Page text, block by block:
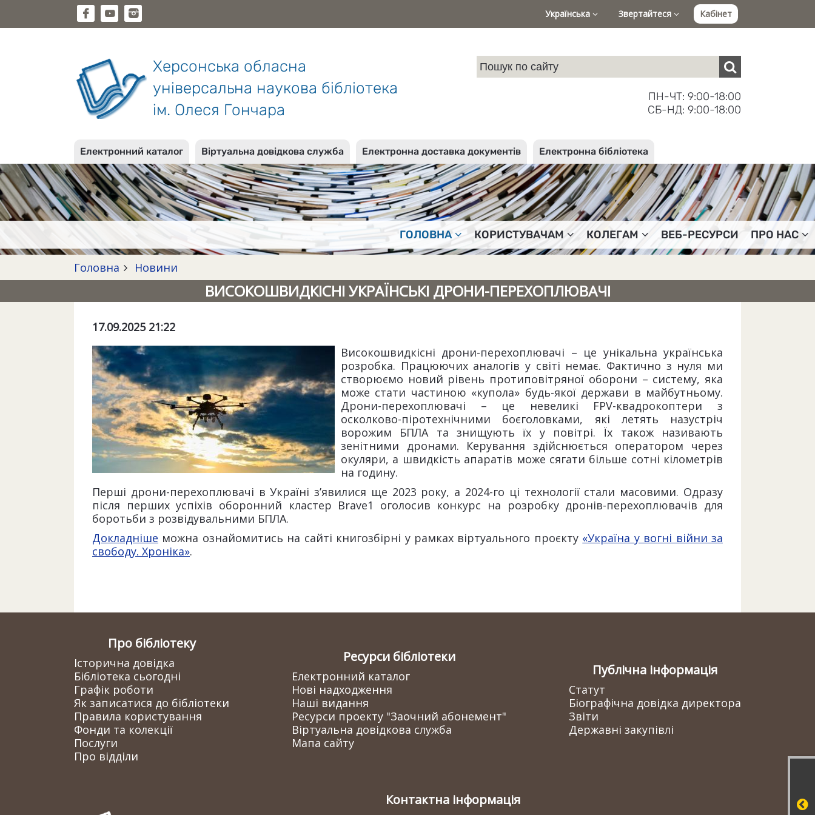
Українська Звертайтеся Кабінет
Херсонська обласна
універсальна наукова бібліотека
ім. Олеся Гончара
ПН-ЧТ: 9:00-18:00
СБ-НД: 9:00-18:00
Електронний каталог Віртуальна довідкова служба Електронна доставка документів Електронна бібліотека
ГОЛОВНА КОРИСТУВАЧАМ КОЛЕГАМ ВЕБ-РЕСУРСИ ПРО НАС
Головна Новини
ВИСОКОШВИДКІСНІ УКРАЇНСЬКІ ДРОНИ-ПЕРЕХОПЛЮВАЧІ
17.09.2025 21:22
Високошвидкісні дрони-перехоплювачі – це унікальна українська
розробка. Працюючих аналогів у світі немає. Фактично з нуля ми
створюємо новий рівень протиповітряної оборони – систему, яка
може стати частиною «купола» будь-якої держави в майбутньому.
Дрони-перехоплювачі – це невеликі FPV-квадрокоптери з
осколково-піротехнічними боєголовками, які летять назустріч
ворожим БПЛА та знищують їх у повітрі. Їх також називають
зенітними дронами. Керування здійснюється оператором через
окуляри, а швидкість апаратів може сягати більше сотні кілометрів
на годину.
Перші дрони-перехоплювачі в Україні з’явилися ще 2023 року, а 2024-го ці технології стали масовими. Одразу
після перших успіхів оборонний кластер Brave1 оголосив конкурс на розробку дронів-перехоплювачів для
боротьби з розвідувальними БПЛА.
Докладніше можна ознайомитись на сайті книгозбірні у рамках віртуального проєкту «Україна у вогні війни за
свободу. Хроніка».
Про бібліотеку
Історична довідка
Бібліотека сьогодні
Графік роботи
Як записатися до бібліотеки
Правила користування
Фонди та колекції
Послуги
Про відділи
Ресурси бібліотеки
Електронний каталог
Нові надходження
Наші видання
Ресурси проекту "Заочний абонемент"
Віртуальна довідкова служба
Мапа сайту
Публічна інформація
Статут
Біографічна довідка директора
Звіти
Державні закупівлі
Контактна інформація